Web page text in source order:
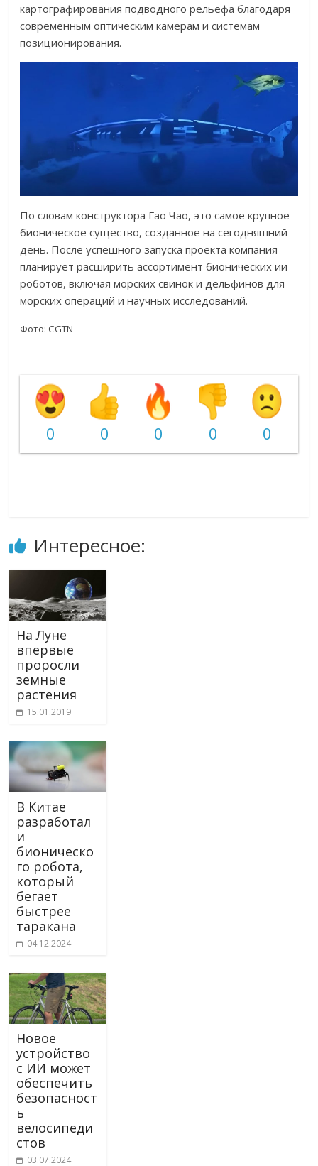
картографирования подводного рельефа благодаря
современным оптическим камерам и системам
позиционирования.
По словам конструктора Гао Чао, это самое крупное
бионическое существо, созданное на сегодняшний
день. После успешного запуска проекта компания
планирует расширить ассортимент бионических ии-
роботов, включая морских свинок и дельфинов для
морских операций и научных исследований.
Фото: CGTN
0 0 0 0 0
Интересное:
На Луне
впервые
проросли
земные
растения
15.01.2019
В Китае
разработал
и
бионическо
го робота,
который
бегает
быстрее
таракана
04.12.2024
Новое
устройство
с ИИ может
обеспечить
безопасност
ь
велосипеди
стов
03.07.2024